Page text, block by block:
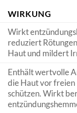
WIRKUNG
Wirkt
reduziert
Haut und mildert
Enthält wertvolle
die Haut vor freien
schützen. Wirkt